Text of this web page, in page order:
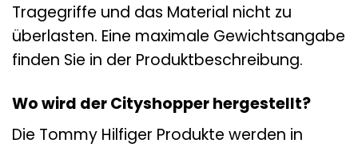
Tragegriffe und das Material nicht zu
überlasten. Eine maximale Gewichtsangabe
finden Sie in der Produktbeschreibung.
Wo wird der Cityshopper hergestellt?
Die Tommy Hilfiger Produkte werden in